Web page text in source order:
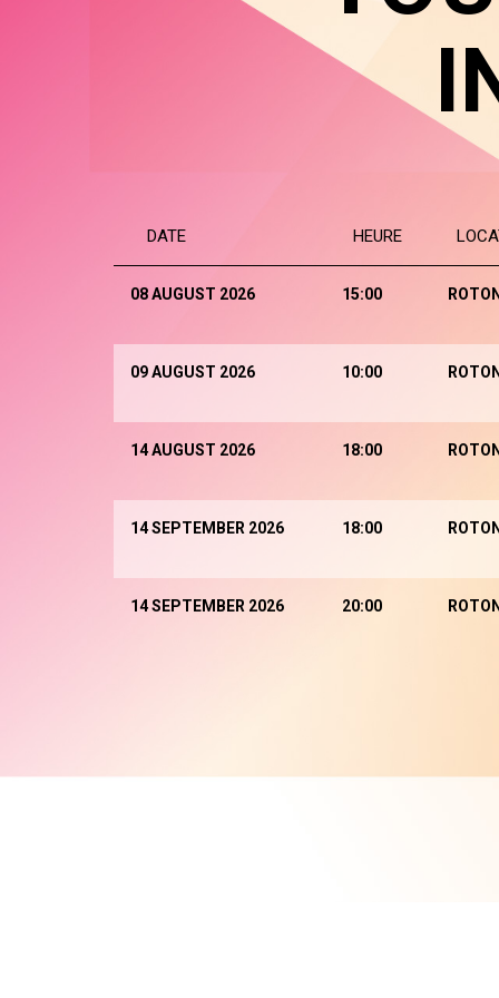
DATE HEURE
08 AUGUST 2026 15:00
09 AUGUST 2026 10:00
14 AUGUST 2026 18:00
14 SEPTEMBER 2026 18:00
14 SEPTEMBER 2026 20:00